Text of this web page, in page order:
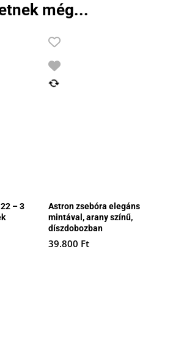
még...
– 3
Astron zsebóra elegáns
mintával, arany színű,
díszdobozban
39.800 Ft